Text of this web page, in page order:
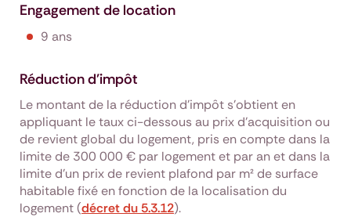
Engagement de location
9 ans
Réduction d'impôt
Le montant de la réduction d’impôt s’obtient en
appliquant le taux ci-dessous au prix d’acquisition ou
de revient global du logement, pris en compte dans la
limite de 300 000 € par logement et par an et dans la
limite d’un prix de revient plafond par m² de surface
habitable fixé en fonction de la localisation du
logement (décret du 5.3.12).